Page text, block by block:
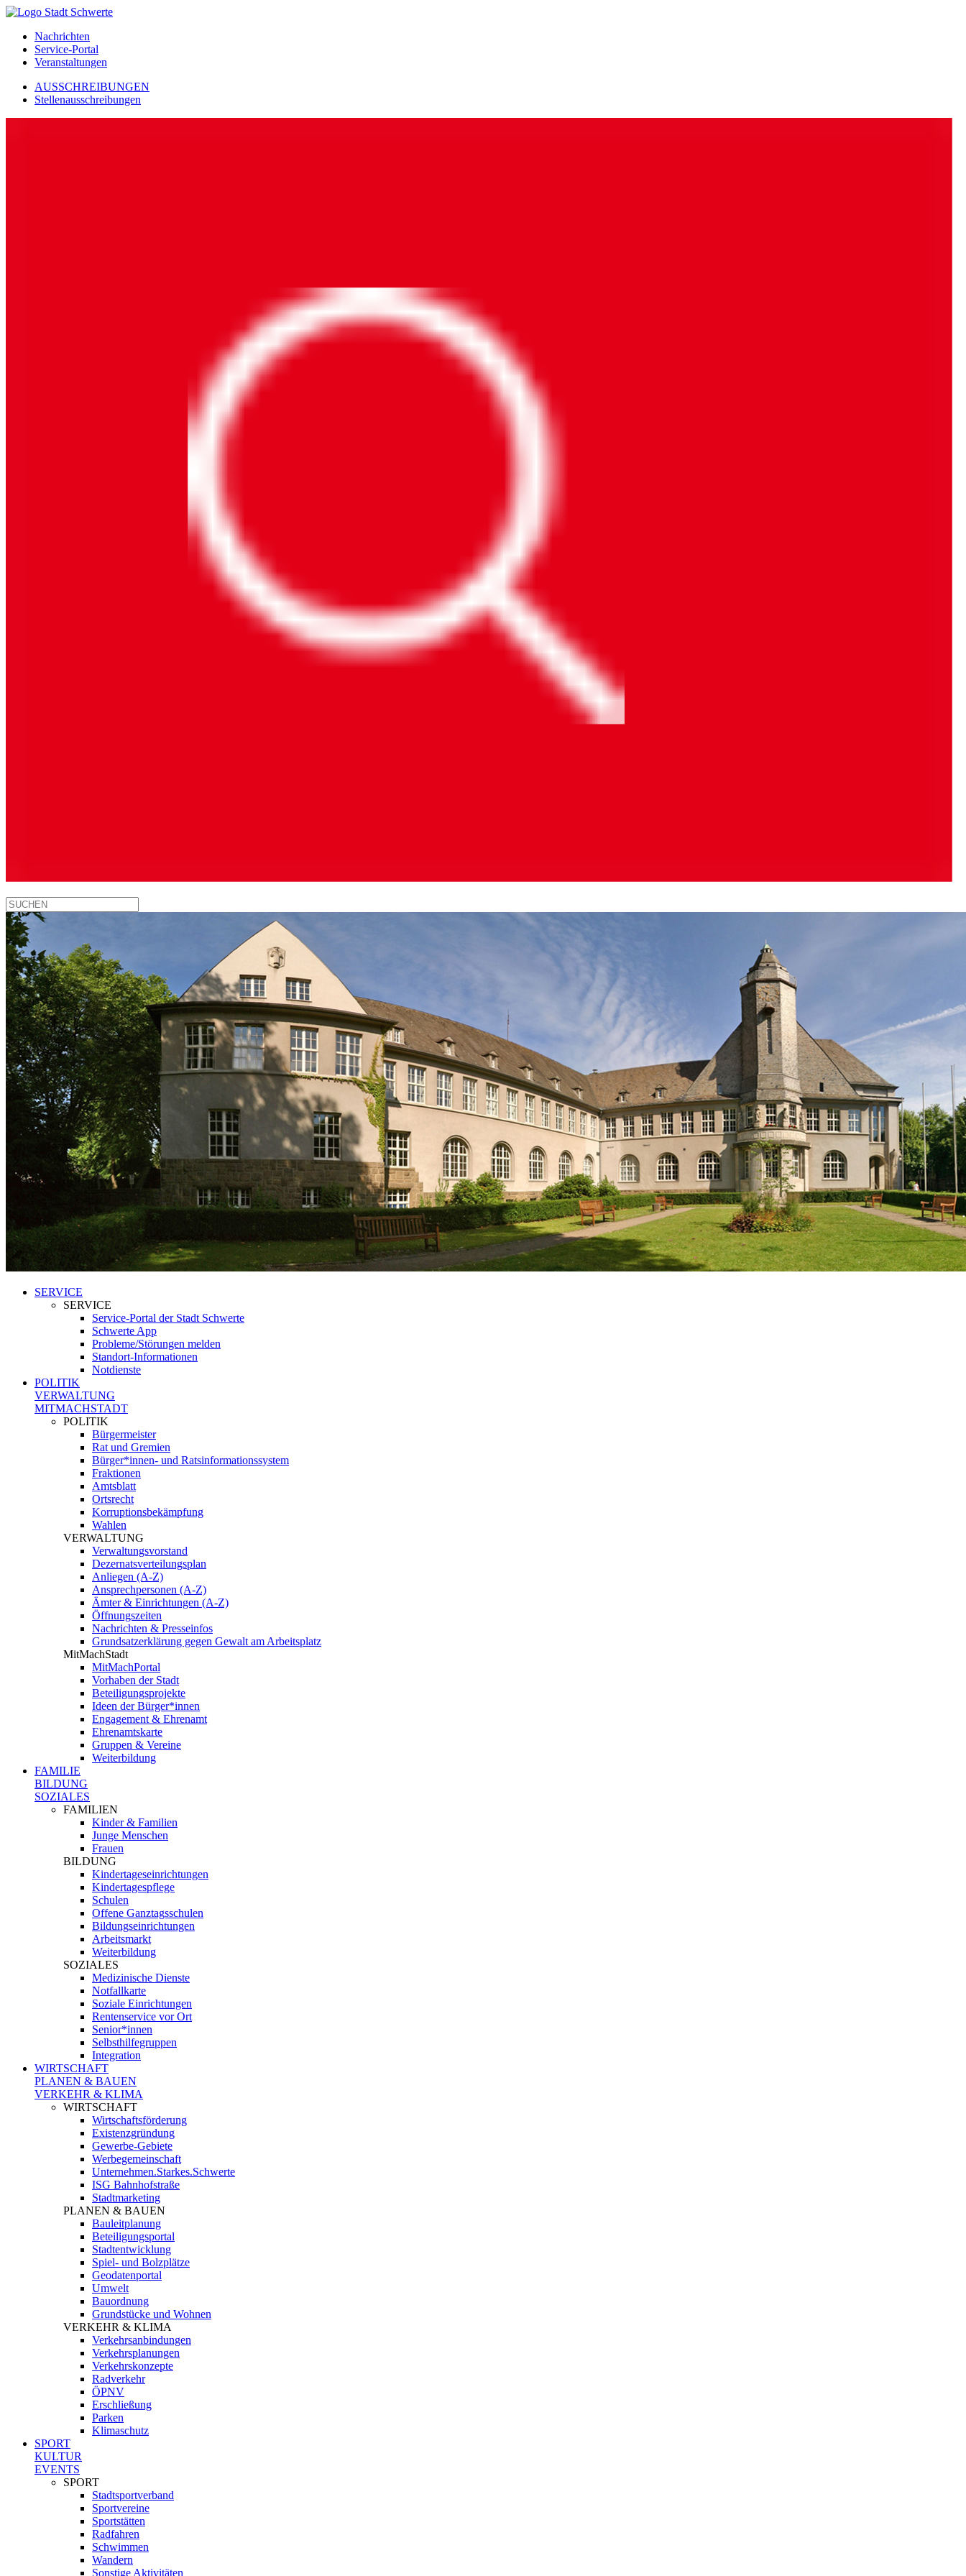
Nachrichten
Service-Portal
Veranstaltungen
AUSSCHREIBUNGEN
Stellenausschreibungen
SERVICE
SERVICE
Service-Portal der Stadt Schwerte
Schwerte App
Probleme/Störungen melden
Standort-Informationen
Notdienste
POLITIK
VERWALTUNG
MITMACHSTADT
POLITIK
Bürgermeister
Rat und Gremien
Bürger*innen- und Ratsinformationssystem
Fraktionen
Amtsblatt
Ortsrecht
Korruptionsbekämpfung
Wahlen
VERWALTUNG
Verwaltungsvorstand
Dezernatsverteilungsplan
Anliegen (A-Z)
Ansprechpersonen (A-Z)
Ämter & Einrichtungen (A-Z)
Öffnungszeiten
Nachrichten & Presseinfos
Grundsatzerklärung gegen Gewalt am Arbeitsplatz
MitMachStadt
MitMachPortal
Vorhaben der Stadt
Beteiligungsprojekte
Ideen der Bürger*innen
Engagement & Ehrenamt
Ehrenamtskarte
Gruppen & Vereine
Weiterbildung
FAMILIE
BILDUNG
SOZIALES
FAMILIEN
Kinder & Familien
Junge Menschen
Frauen
BILDUNG
Kindertageseinrichtungen
Kindertagespflege
Schulen
Offene Ganztagsschulen
Bildungseinrichtungen
Arbeitsmarkt
Weiterbildung
SOZIALES
Medizinische Dienste
Notfallkarte
Soziale Einrichtungen
Rentenservice vor Ort
Senior*innen
Selbsthilfegruppen
Integration
WIRTSCHAFT
PLANEN & BAUEN
VERKEHR & KLIMA
WIRTSCHAFT
Wirtschaftsförderung
Existenzgründung
Gewerbe-Gebiete
Werbegemeinschaft
Unternehmen.Starkes.Schwerte
ISG Bahnhofstraße
Stadtmarketing
PLANEN & BAUEN
Bauleitplanung
Beteiligungsportal
Stadtentwicklung
Spiel- und Bolzplätze
Geodatenportal
Umwelt
Bauordnung
Grundstücke und Wohnen
VERKEHR & KLIMA
Verkehrsanbindungen
Verkehrsplanungen
Verkehrskonzepte
Radverkehr
ÖPNV
Erschließung
Parken
Klimaschutz
SPORT
KULTUR
EVENTS
SPORT
Stadtsportverband
Sportvereine
Sportstätten
Radfahren
Schwimmen
Wandern
Sonstige Aktivitäten